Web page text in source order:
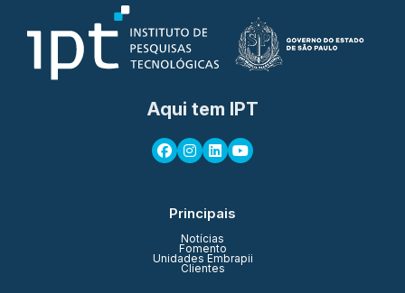
Aqui tem IPT
Principais
Notícias
Fomento
Unidades Embrapii
Clientes